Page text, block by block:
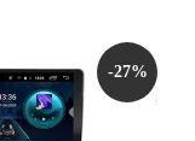
-27%